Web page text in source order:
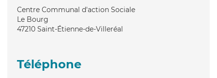
Centre Communal d'action Sociale
Le Bourg
47210 Saint-Étienne-de-Villeréal
Téléphone